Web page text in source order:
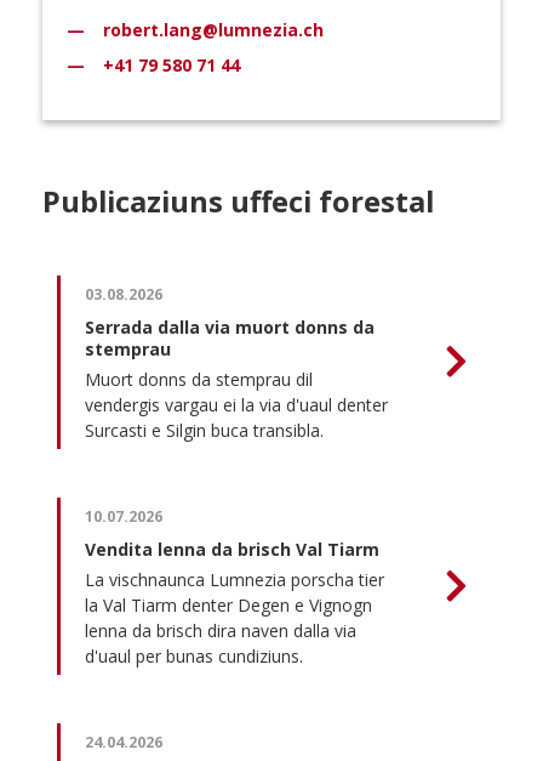
robert.lang@lumnezia.ch
+41 79 580 71 44
Publicaziuns uffeci forestal
03.08.2026
Serrada dalla via muort donns da
stemprau
Muort donns da stemprau dil
vendergis vargau ei la via d'uaul denter
Surcasti e Silgin buca transibla.
10.07.2026
Vendita lenna da brisch Val Tiarm
La vischnaunca Lumnezia porscha tier
la Val Tiarm denter Degen e Vignogn
lenna da brisch dira naven dalla via
d'uaul per bunas cundiziuns.
24.04.2026